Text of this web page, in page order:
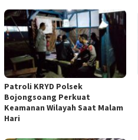
Patroli KRYD Polsek
Bojongsoang Perkuat
Keamanan Wilayah Saat Malam
Hari